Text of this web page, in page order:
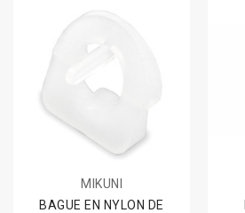
MIKUNI
BAGUE EN NYLON DE